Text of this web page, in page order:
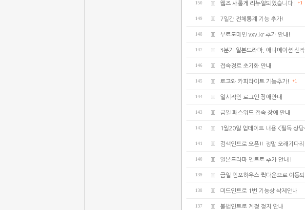
150 웹즈 새롭게 리뉴얼되었습니다! +1
149 7일간 전체통계 기능 추가!
148 무료도메인 vxv.kr 추가 안내!
147 3분기 일본드라마, 애니메이션 신
146 접속경로 초기화 안내
145 로고와 카피라이트 기능추가! +1
144 일시적인 로그인 장애안내
143 금일 패스워드 접속 장애 안내
142 1월20일 업데이트 내용 <필독 상
141 검색인트로 오픈!! 정말 오래기다
140 일본드라마 인트로 추가 안내!
139 금일 인포하우스 퀵다운으로 이동
138 미드인트로 1번 기능상 삭제안내
137 불법인트로 계정 정지 안내